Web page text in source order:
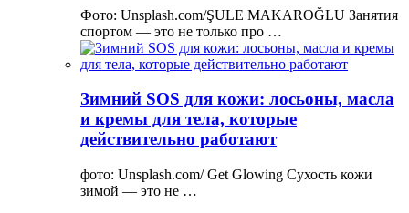
Фото: Unsplash.com/ŞULE MAKAROĞLU Занятия
спортом — это не только про …
Зимний SOS для кожи: лосьоны, масла
и кремы для тела, которые
действительно работают
фото: Unsplash.com/ Get Glowing Сухость кожи
зимой — это не …